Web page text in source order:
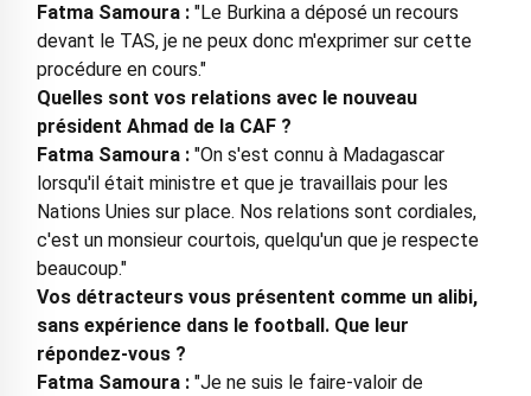
Fatma Samoura :"Le Burkina a déposé un recours
devant le TAS, je ne peux donc m'exprimer sur cette
procédure en cours."
Quelles sont vos relations avec le nouveau
président Ahmad de la CAF ?
Fatma Samoura :"On s'est connu à Madagascar
lorsqu'il était ministre et que je travaillais pour les
Nations Unies sur place. Nos relations sont cordiales,
c'est un monsieur courtois, quelqu'un que je respecte
beaucoup."
Vos détracteurs vous présentent comme un alibi,
sans expérience dans le football. Que leur
répondez-vous ?
Fatma Samoura : "Je ne suis le faire-valoir de